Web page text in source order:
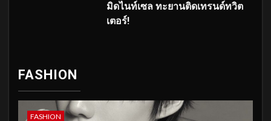
มิดไนท์เซล ทะยานติดเทรนด์ทวิต
เตอร์!
FASHION
FASHION